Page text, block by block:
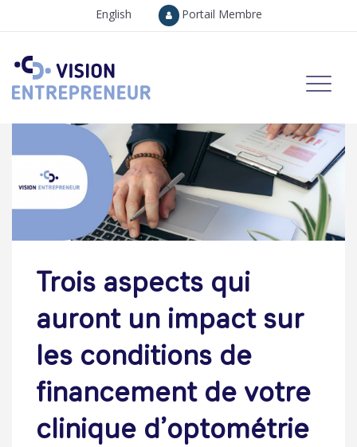
English Portail Membre
Trois aspects qui
auront un impact sur
les conditions de
financement de votre
clinique d’optométrie